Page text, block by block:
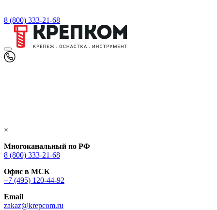
8 (800) 333-21-68
×
Многоканальный по РФ
8 (800) 333‑21-68
Офис в МСК
+7 (495) 120-44-92
Email
zakaz@krepcom.ru